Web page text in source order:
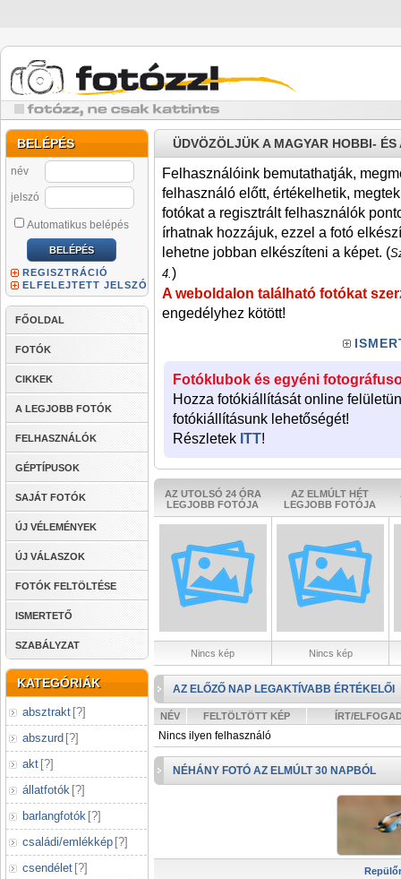
BELÉPÉS
név
jelszó
Automatikus belépés
REGISZTRÁCIÓ
ELFELEJTETT JELSZÓ
FŐOLDAL
FOTÓK
CIKKEK
A LEGJOBB FOTÓK
FELHASZNÁLÓK
GÉPTÍPUSOK
SAJÁT FOTÓK
ÚJ VÉLEMÉNYEK
ÚJ VÁLASZOK
FOTÓK FELTÖLTÉSE
ISMERTETŐ
SZABÁLYZAT
KATEGÓRIÁK
absztrakt [?]
abszurd [?]
akt [?]
állatfotók [?]
barlangfotók [?]
családi/emlékkép [?]
csendélet [?]
ÜDVÖZÖLJÜK A MAGYAR HOBBI-
Felhasználóink bemutathatják,
felhasználó előtt, értékelhetik,
fotókat a regisztrált felhasználók
írhatnak hozzájuk, ezzel a fotó
lehetne jobban elkészíteni a képet. (
4.)
A weboldalon található fotókat
engedélyhez kötött!
Fotóklubok és egyéni
Hozza fotókiállítását online
fotókiállításunk lehetőségét!
Részletek ITT!
AZ UTOLSÓ 24 ÓRA
LEGJOBB FOTÓJA
AZ ELMÚLT HÉT
LEGJOBB FOTÓJA
Nincs kép Nincs kép
AZ ELŐZŐ NAP LEGAKTÍVABB ÉRTÉKELŐI
NÉV FELTÖLTÖTT KÉP ÍRT/
Nincs ilyen felhasználó
NÉHÁNY FOTÓ AZ ELMÚLT 30 NAPBÓL